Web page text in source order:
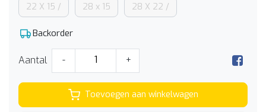
22 X 15 / 28 x 15 28 X 22 /
Backorder
Aantal - +
Toevoegen aan winkelwagen